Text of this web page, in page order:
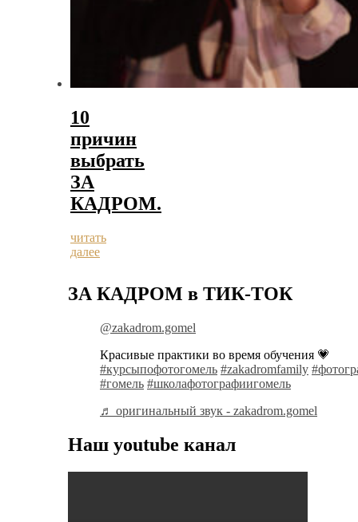
10
причин
выбрать
ЗА
КАДРОМ.
читать
далее
ЗА КАДРОМ в ТИК-ТОК
@zakadrom.gomel
Красивые практики во время обучения 💗
#курсыпофотогомель #zakadromfamily
#гомель #школафотографиигомель
♬ оригинальный звук - zakadrom.gomel
Наш youtube канал